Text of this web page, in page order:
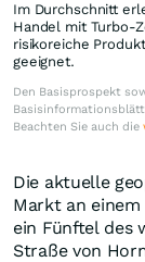
Im Durchschnitt
Handel mit Turbo-
risikoreiche
geeignet.
Den Basisprospekt
Beachten Sie auch die
Die aktuelle
Markt an
ein Fünftel des
Straße von